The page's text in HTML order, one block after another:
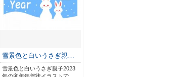
雪景色と白いうさぎ親…
雪景色と白いうさぎ親子2023